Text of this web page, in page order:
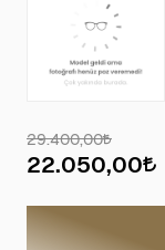
29.400,00
22.050,00